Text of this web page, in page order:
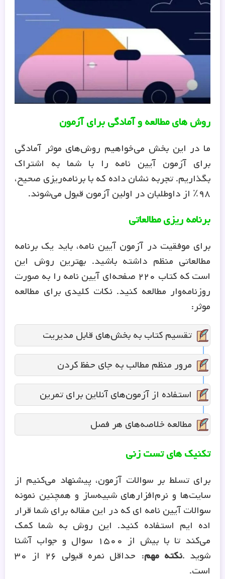
روش های مطالعه و آمادگی برای آزمون
ما در این بخش می‌خواهیم روش‌های موثر آمادگی
برای آزمون آیین نامه را با شما به اشتراک
بگذاریم. تجربه نشان داده که با برنامه‌ریزی صحیح،
۹۸٪ از داوطلبان در اولین آزمون قبول می‌شوند.
برنامه ریزی مطالعاتی
برای موفقیت در آزمون آیین نامه، باید یک برنامه
مطالعاتی منظم داشته باشید. بهترین روش این
است که کتاب ۲۲۰ صفحه‌ای آیین نامه را به صورت
روزنامه‌وار مطالعه کنید. نکات کلیدی برای مطالعه
موثر:
تقسیم کتاب به بخش‌های قابل مدیریت
مرور منظم مطالب به جای حفظ کردن
استفاده از آزمون‌های آنلاین برای تمرین
مطالعه خلاصه‌های هر فصل
تکنیک های تست زنی
برای تسلط بر سوالات آزمون، پیشنهاد می‌کنیم از
سایت‌ها و نرم‌افزارهای شبیه‌ساز و همچنین نمونه
سوالات آیین نامه ای که در این مقاله برای شما قرار
اده ایم استفاده کنید. این روش به شما کمک
می‌کند تا با بیش از ۱۵۰۰ سوال و جواب آشنا
شوید .نکته مهم
: حداقل نمره قبولی ۲۶ از ۳۰
است.